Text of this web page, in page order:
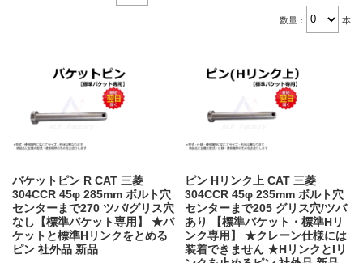
数量： 本
バケットピン R CAT 三菱
304CCR 45φ 285mm ボルト穴
センターまで270 ツバ/グリス穴
なし【標準バケット専用】 ★バ
ケットと標準Hリンクをとめる
ピン 社外品 新品
ピン Hリンク上 CAT 三菱
304CCR 45φ 235mm ボルト穴
センターまで205 グリス穴/ツバ
あり 【標準バケット・標準Hリ
ンク専用】 ★クレーン仕様には
装着できません ★HリンクとIリ